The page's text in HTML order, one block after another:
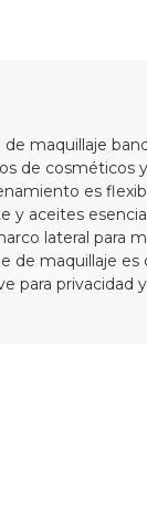
de maquillaje
de cosméticos
es
y aceites
lateral para
de maquillaje es
para privacidad